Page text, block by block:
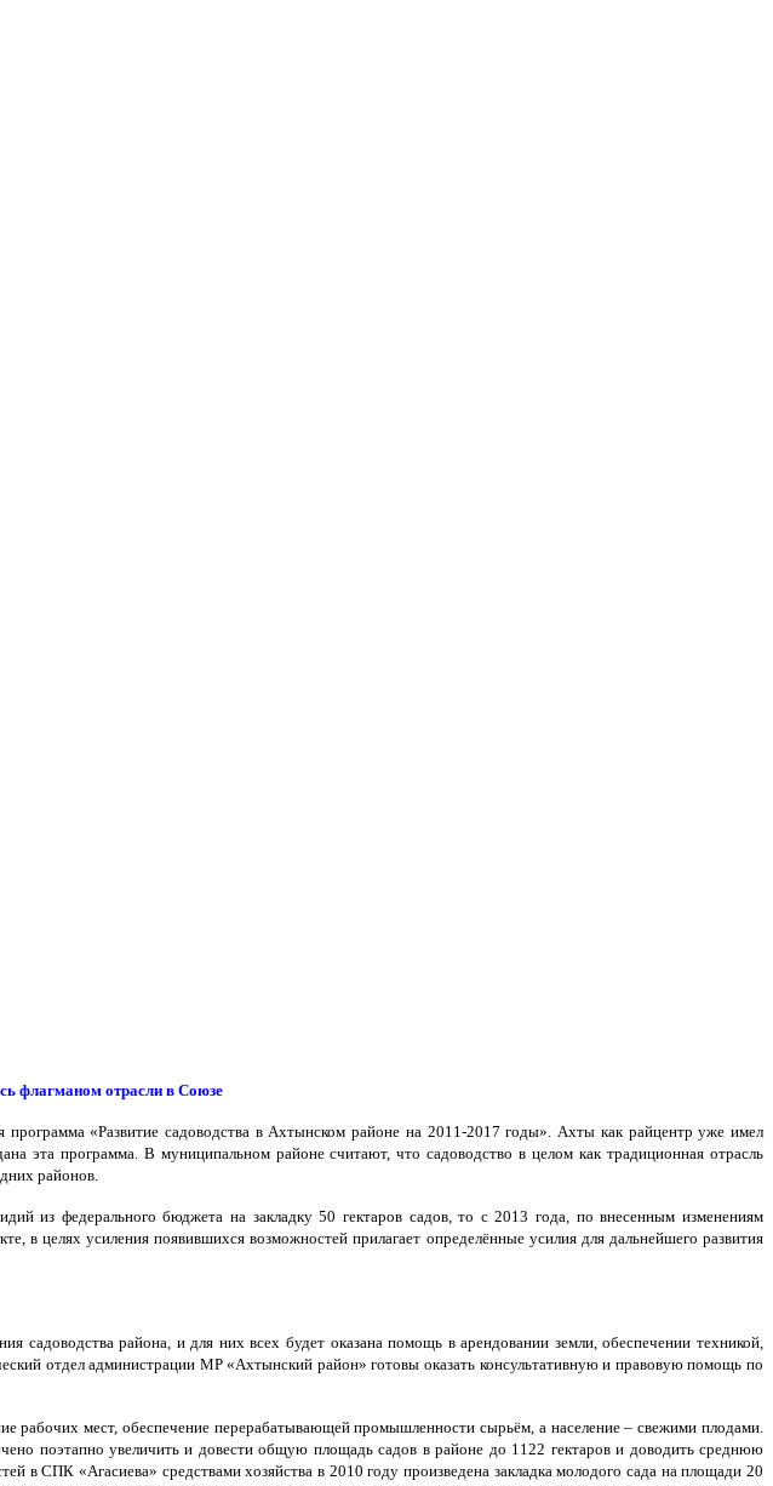
флагманом отрасли в Союзе
программа «Развитие садоводства в Ахтынском районе на 2011-2017 годы». Ахты как райцентр уже имел
эта программа. В муниципальном районе считают, что садоводство в целом как традиционная отрасль
районов.
из федерального бюджета на закладку 50 гектаров садов, то с 2013 года, по внесенным изменениям
в целях усиления появившихся возможностей прилагает определённые усилия для дальнейшего развития
садоводства района, и для них всех будет оказана помощь в арендовании земли, обеспечении техникой,
отдел администрации МР «Ахтынский район» готовы оказать консультативную и правовую помощь по
рабочих мест, обеспечение перерабатывающей промышленности сырьём, а население – свежими плодами.
поэтапно увеличить и довести общую площадь садов в районе до 1122 гектаров и доводить среднюю
в СПК «Агасиева» средствами хозяйства в 2010 году произведена закладка молодого сада на площади 20